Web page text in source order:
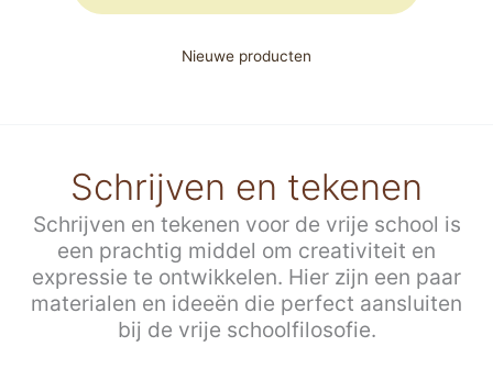
Nieuwe producten
Schrijven en tekenen
Schrijven en tekenen voor de vrije school is
een prachtig middel om creativiteit en
expressie te ontwikkelen. Hier zijn een paar
materialen en ideeën die perfect aansluiten
bij de vrije schoolfilosofie.